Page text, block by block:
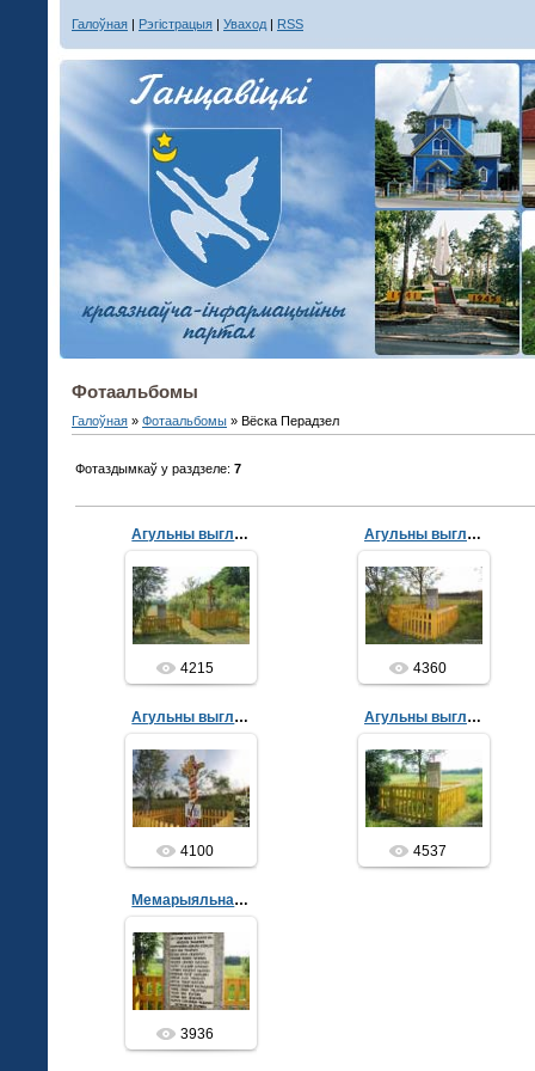
Галоўная | Рэгістрацыя | Уваход | RSS
Фотаальбомы
Галоўная » Фотаальбомы » Вёска Перадзел
Фотаздымкаў у раздзеле: 7
Агульны выгляд
31.10.2014
admin
4215
Агульны выгляд
31.10.2014
admin
4360
Агульны выгляд
31.10.2014
admin
4100
Агульны выгляд
21.06.2013
admin
4537
Мемарыяльная пліта
21.06.2013
admin
3936